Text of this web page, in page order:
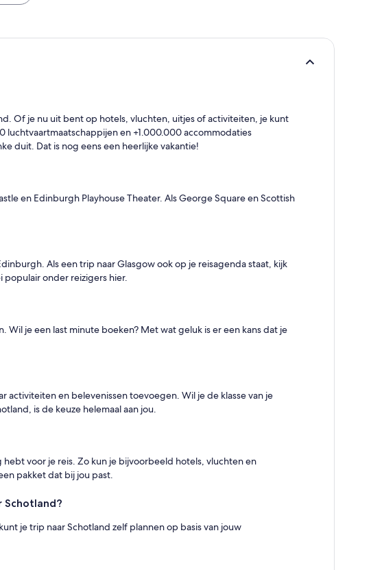
Of je nu uit bent op hotels, vluchten, uitjes of activiteiten, je kunt
en +1.000.000 accommodaties
duit. Dat is nog eens een heerlijke vakantie!
en Edinburgh Playhouse Theater. Als George Square en Scottish
Als een trip naar Glasgow ook op je reisagenda staat, kijk
populair onder reizigers hier.
Wil je een last minute boeken? Met wat geluk is er een kans dat je
en belevenissen toevoegen. Wil je de klasse van je
is de keuze helemaal aan jou.
voor je reis. Zo kun je bijvoorbeeld hotels, vluchten en
pakket dat bij jou past.
Schotland?
je trip naar Schotland zelf plannen op basis van jouw